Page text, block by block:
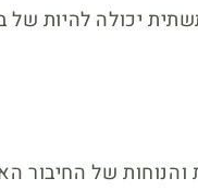
יכולה להיות של
והנוחות של החיבור